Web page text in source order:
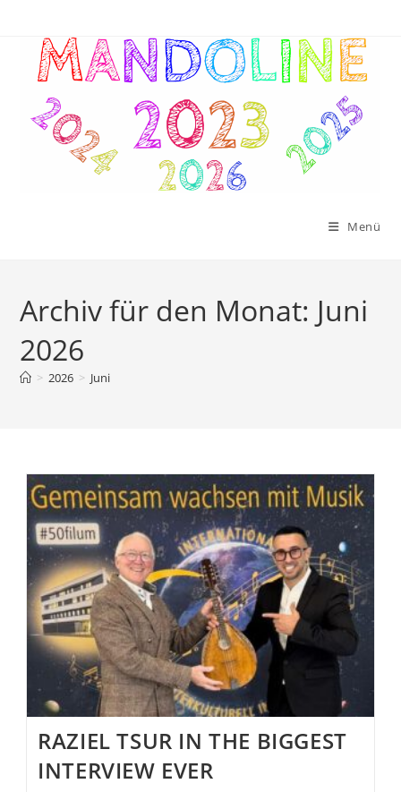
springen
Menü
Archiv für den Monat: Juni
2026
> 2026 > Juni
RAZIEL TSUR IN THE BIGGEST
INTERVIEW EVER